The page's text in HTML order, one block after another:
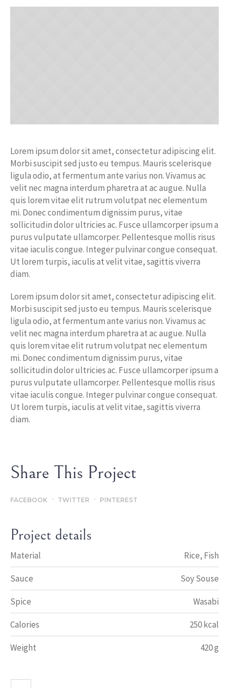
Lorem ipsum dolor sit amet, consectetur adipiscing elit.
Morbi suscipit sed justo eu tempus. Mauris scelerisque
ligula odio, at fermentum ante varius non. Vivamus ac
velit nec magna interdum pharetra at ac augue. Nulla
quis lorem vitae elit rutrum volutpat nec elementum
mi. Donec condimentum dignissim purus, vitae
sollicitudin dolor ultricies ac. Fusce ullamcorper ipsum a
purus vulputate ullamcorper. Pellentesque mollis risus
vitae iaculis congue. Integer pulvinar congue consequat.
Ut lorem turpis, iaculis at velit vitae, sagittis viverra
diam.
Lorem ipsum dolor sit amet, consectetur adipiscing elit.
Morbi suscipit sed justo eu tempus. Mauris scelerisque
ligula odio, at fermentum ante varius non. Vivamus ac
velit nec magna interdum pharetra at ac augue. Nulla
quis lorem vitae elit rutrum volutpat nec elementum
mi. Donec condimentum dignissim purus, vitae
sollicitudin dolor ultricies ac. Fusce ullamcorper ipsum a
purus vulputate ullamcorper. Pellentesque mollis risus
vitae iaculis congue. Integer pulvinar congue consequat.
Ut lorem turpis, iaculis at velit vitae, sagittis viverra
diam.
Share This Project
FACEBOOK TWITTER PINTEREST
Project details
Material Rice, Fish
Sauce Soy Souse
Spice Wasabi
Calories 250 kcal
Weight 420 g